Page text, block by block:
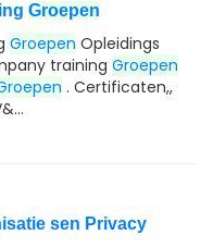
Groepen
Groepen Opleidings
training Groepen
. Certificaten,,
sen Privacy